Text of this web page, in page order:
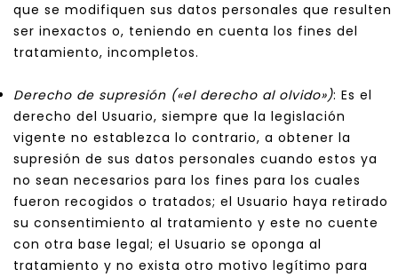
que se modifiquen sus datos personales que resulten
ser inexactos o, teniendo en cuenta los fines del
tratamiento, incompletos.
Derecho de supresión («el derecho al olvido»): Es el
derecho del Usuario, siempre que la legislación
vigente no establezca lo contrario, a obtener la
supresión de sus datos personales cuando estos ya
no sean necesarios para los fines para los cuales
fueron recogidos o tratados; el Usuario haya retirado
su consentimiento al tratamiento y este no cuente
con otra base legal; el Usuario se oponga al
tratamiento y no exista otro motivo legítimo para